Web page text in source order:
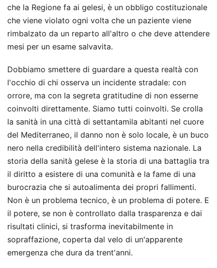
che la Regione fa ai gelesi, è un obbligo costituzionale
che viene violato ogni volta che un paziente viene
rimbalzato da un reparto all'altro o che deve attendere
mesi per un esame salvavita.
Dobbiamo smettere di guardare a questa realtà con
l'occhio di chi osserva un incidente stradale: con
orrore, ma con la segreta gratitudine di non esserne
coinvolti direttamente. Siamo tutti coinvolti. Se crolla
la sanità in una città di settantamila abitanti nel cuore
del Mediterraneo, il danno non è solo locale, è un buco
nero nella credibilità dell'intero sistema nazionale. La
storia della sanità gelese è la storia di una battaglia tra
il diritto a esistere di una comunità e la fame di una
burocrazia che si autoalimenta dei propri fallimenti.
Non è un problema tecnico, è un problema di potere. E
il potere, se non è controllato dalla trasparenza e dai
risultati clinici, si trasforma inevitabilmente in
sopraffazione, coperta dal velo di un'apparente
emergenza che dura da trent'anni.